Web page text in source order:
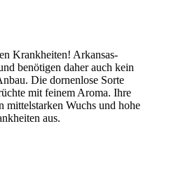
Krankheiten! Arkansas-
benötigen daher auch kein
Die dornenlose Sorte
mit feinem Aroma. Ihre
mittelstarken Wuchs und hohe
aus.